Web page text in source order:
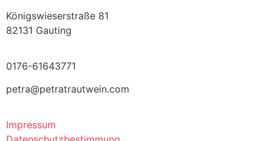
Königswieserstraße 81
82131 Gauting
0176-61643771
petra@petratrautwein.com
Impressum